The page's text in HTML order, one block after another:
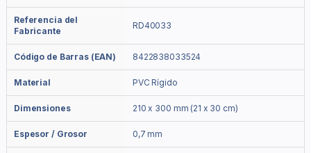
Referencia del
Fabricante
RD40033
Código de Barras (EAN) 8422838033524
Material PVC Rígido
Dimensiones 210 x 300 mm (21 x 30 cm)
Espesor / Grosor 0,7 mm